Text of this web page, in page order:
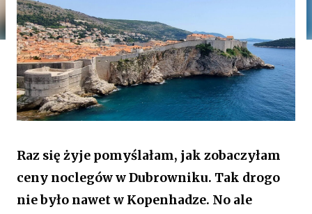
Raz się żyje pomyślałam, jak zobaczyłam
ceny noclegów w Dubrowniku. Tak drogo
nie było nawet w Kopenhadze. No ale